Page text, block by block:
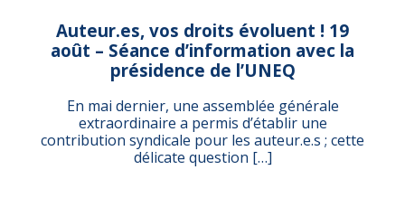
Auteur.es, vos droits évoluent ! 19
août – Séance d’information avec la
présidence de l’UNEQ
En mai dernier, une assemblée générale
extraordinaire a permis d’établir une
contribution syndicale pour les auteur.e.s ; cette
délicate question […]